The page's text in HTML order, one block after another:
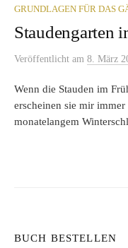
GRUNDLAGEN FÜR DAS
Staudengarten
Veröffentlicht am 8. März
Wenn die Stauden im
erscheinen sie mir
monatelangem
BUCH BESTELLEN